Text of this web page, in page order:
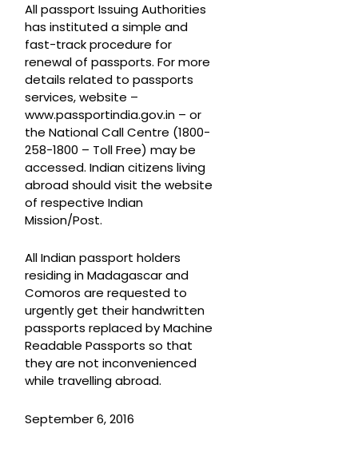
All passport Issuing Authorities
has instituted a simple and
fast-track procedure for
renewal of passports. For more
details related to passports
services, website –
www.passportindia.gov.in – or
the National Call Centre (1800-
258-1800 – Toll Free) may be
accessed. Indian citizens living
abroad should visit the website
of respective Indian
Mission/Post.
All Indian passport holders
residing in Madagascar and
Comoros are requested to
urgently get their handwritten
passports replaced by Machine
Readable Passports so that
they are not inconvenienced
while travelling abroad.
September 6, 2016